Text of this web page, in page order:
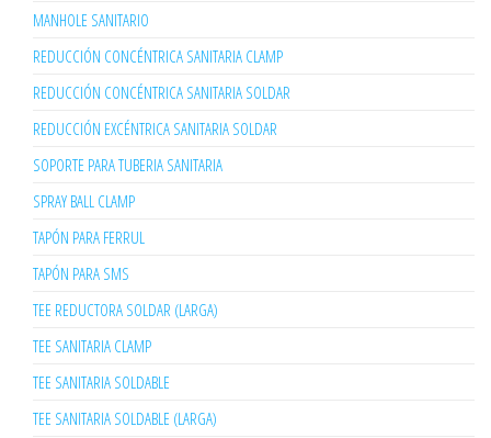
MANHOLE SANITARIO
REDUCCIÓN CONCÉNTRICA SANITARIA CLAMP
REDUCCIÓN CONCÉNTRICA SANITARIA SOLDAR
REDUCCIÓN EXCÉNTRICA SANITARIA SOLDAR
SOPORTE PARA TUBERIA SANITARIA
SPRAY BALL CLAMP
TAPÓN PARA FERRUL
TAPÓN PARA SMS
TEE REDUCTORA SOLDAR (LARGA)
TEE SANITARIA CLAMP
TEE SANITARIA SOLDABLE
TEE SANITARIA SOLDABLE (LARGA)